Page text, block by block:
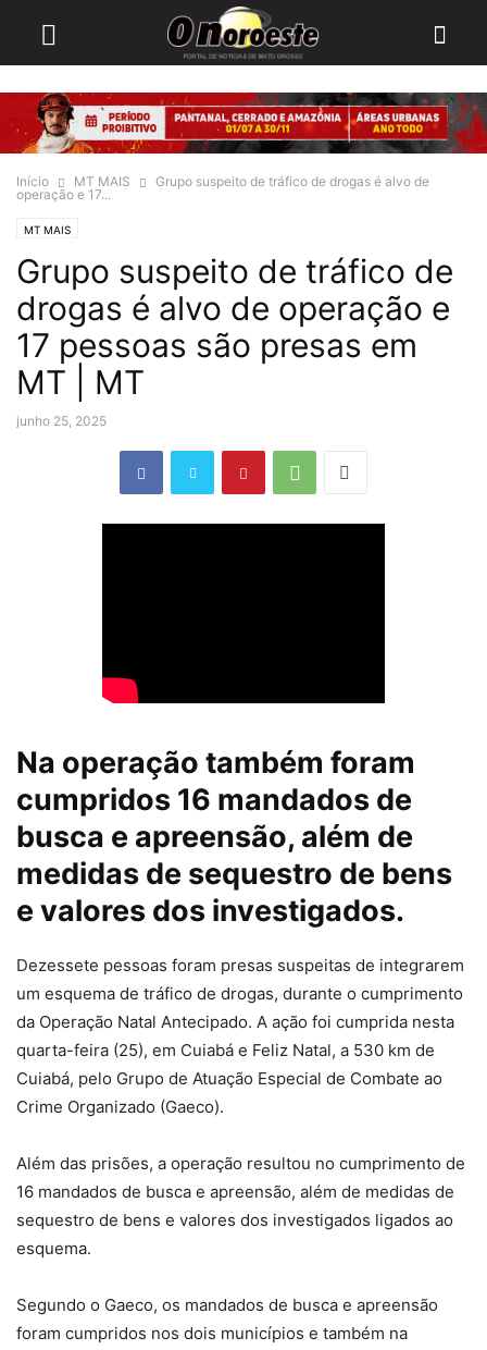
Início MT MAIS
Grupo suspeito de tráfico de drogas é alvo de
operação e 17...
MT MAIS
Grupo suspeito de tráfico de
drogas é alvo de operação e
17 pessoas são presas em
MT | MT
junho 25, 2025
Na operação também foram
cumpridos 16 mandados de
busca e apreensão, além de
medidas de sequestro de bens
e valores dos investigados.
Dezessete pessoas foram presas suspeitas de integrarem
um esquema de tráfico de drogas, durante o cumprimento
da Operação Natal Antecipado. A ação foi cumprida nesta
quarta-feira (25), em Cuiabá e Feliz Natal, a 530 km de
Cuiabá, pelo Grupo de Atuação Especial de Combate ao
Crime Organizado (Gaeco).
Além das prisões, a operação resultou no cumprimento de
16 mandados de busca e apreensão, além de medidas de
sequestro de bens e valores dos investigados ligados ao
esquema.
Segundo o Gaeco, os mandados de busca e apreensão
foram cumpridos nos dois municípios e também na